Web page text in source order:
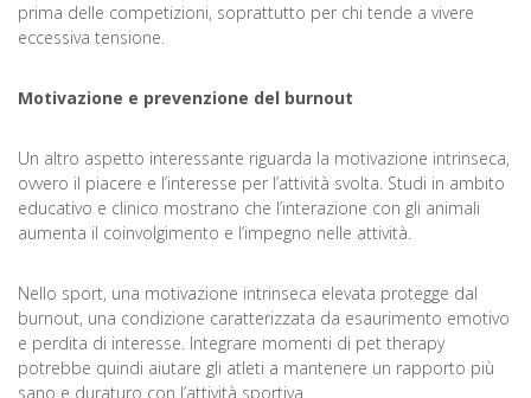
prima delle competizioni, soprattutto per chi tende a vivere
eccessiva tensione.
Motivazione e prevenzione del burnout
Un altro aspetto interessante riguarda la motivazione intrinseca,
ovvero il piacere e l’interesse per l’attività svolta. Studi in ambito
educativo e clinico mostrano che l’interazione con gli animali
aumenta il coinvolgimento e l’impegno nelle attività.
Nello sport, una motivazione intrinseca elevata protegge dal
burnout, una condizione caratterizzata da esaurimento emotivo
e perdita di interesse. Integrare momenti di pet therapy
potrebbe quindi aiutare gli atleti a mantenere un rapporto più
sano e duraturo con l’attività sportiva.